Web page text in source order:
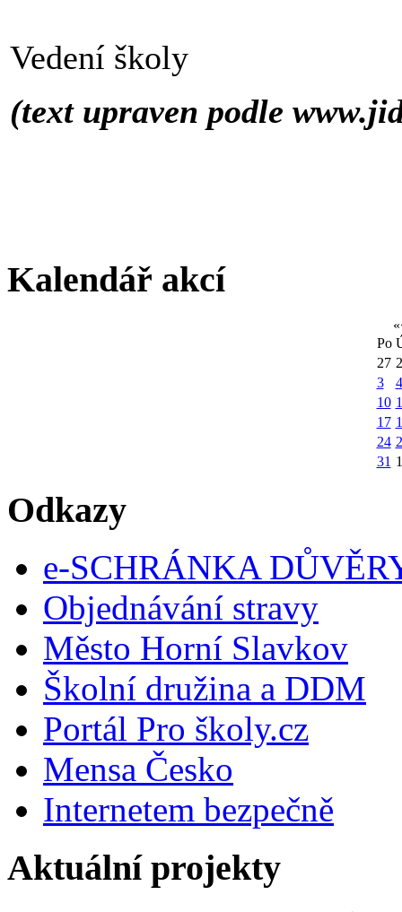
Vedení školy
(text upraven podle
Kalendář akcí
«
Po
27
3
4
10
17
24
31 1
Odkazy
e-SCHRÁNKA
Objednávání stravy
Město Horní Slavkov
Školní družina a DDM
Portál Pro školy.cz
Mensa Česko
Internetem bezpečně
Aktuální projekty